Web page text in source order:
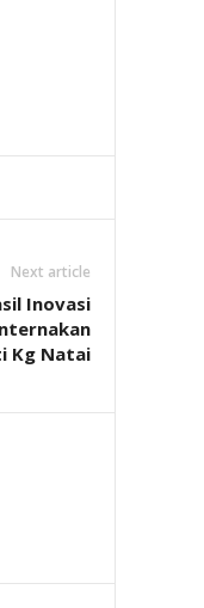
Next article
Inovasi
Kg Natai